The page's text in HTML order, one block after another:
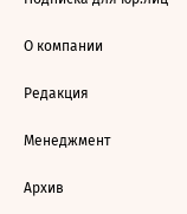
О компании
Редакция
Менеджмент
Архив